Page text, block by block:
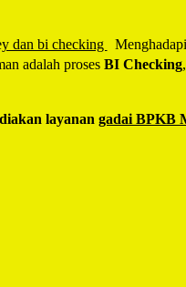
dan bi checking
adalah proses BI Checking
layanan gadai BPKB